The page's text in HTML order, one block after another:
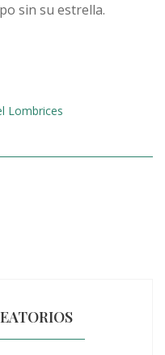
sin su estrella.
Lombrices